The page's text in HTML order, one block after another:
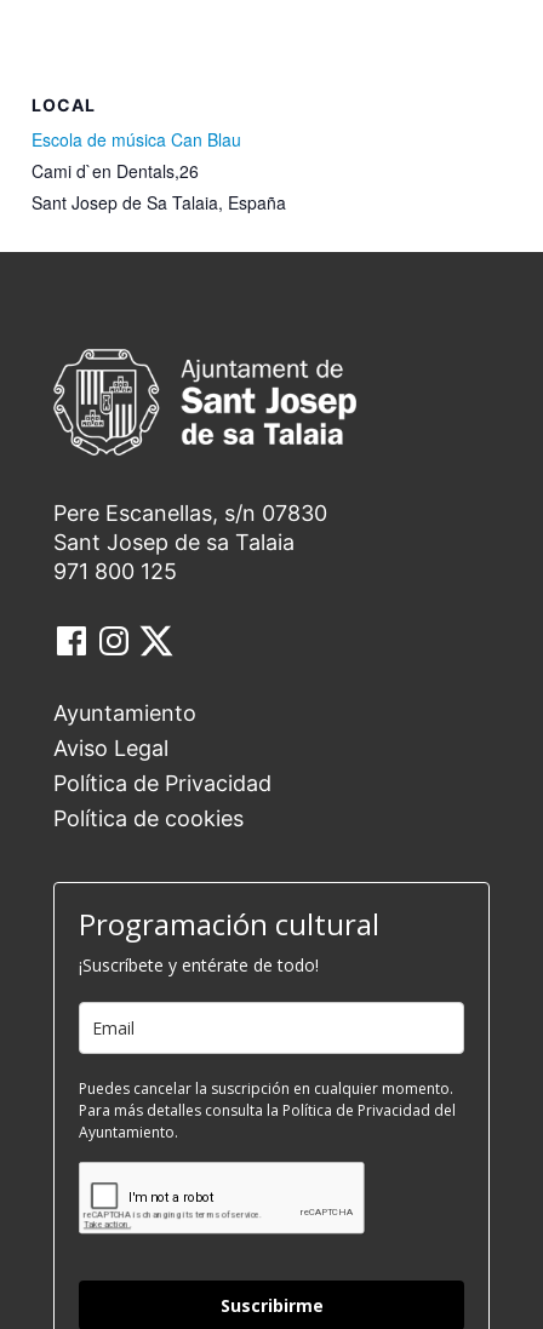
LOCAL
Escola de música Can Blau
Cami d`en Dentals,26
Sant Josep de Sa Talaia, España
Pere Escanellas, s/n 07830
Sant Josep de sa Talaia
971 800 125
Ayuntamiento
Aviso Legal
Política de Privacidad
Política de cookies
Programación cultural
¡Suscríbete y entérate de todo!
Puedes cancelar la suscripción en cualquier momento.
Para más detalles consulta la Política de Privacidad del
Ayuntamiento.
Suscribirme